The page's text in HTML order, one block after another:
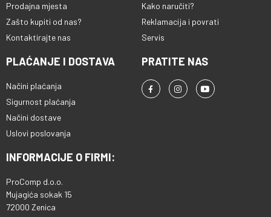
Prodajna mjesta
Zašto kupiti od nas?
Kontaktirajte nas
Kako naručiti?
Reklamacija i povrati
Servis
PLAĆANJE I DOSTAVA
Načini plaćanja
Sigurnost plaćanja
Načini dostave
Uslovi poslovanja
PRATITE NAS
INFORMACIJE O FIRMI:
ProComp d.o.o.
Mujagića sokak 15
72000 Zenica